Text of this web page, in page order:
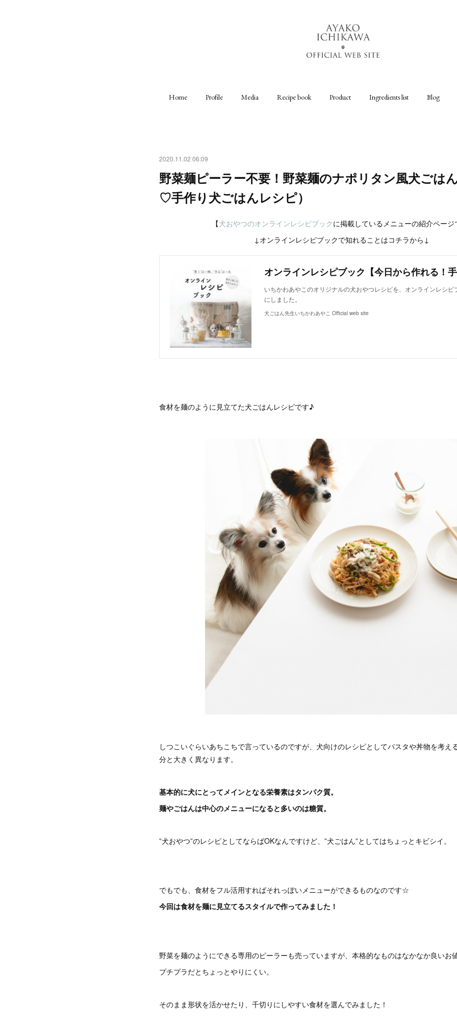
Home Profile Media Recipe book Product Ingredients list Blog
2020.11.02 06:09
野菜麺ピーラー不要！野菜麺のナポリタン風犬ごは
♡手作り犬ごはんレシピ）
【犬おやつのオンラインレシピブックに掲載しているメニューの紹介ページ
↓オンラインレシピブックで知れることはコチラから↓
いちかわあやこのオリジナルの犬おやつレシピを、オンラインレシピ
にしました。
犬ごはん先生いちかわあやこ Official web site
食材を麺のように見立てた犬ごはんレシピです♪
しつこいぐらいあちこちで言っているのですが、犬向けのレシピとしてパスタや丼物を考え
分と大きく異なります。
基本的に犬にとってメインとなる栄養素はタンパク質。
麺やごはんは中心のメニューになると多いのは糖質。
”犬おやつ”のレシピとしてならばOKなんですけど、”犬ごはん”としてはちょっとキビシイ。
でもでも、食材をフル活用すればそれっぽいメニューができるものなのです☆
今回は食材を麺に見立てるスタイルで作ってみました！
野菜を麺のようにできる専用のピーラーも売っていますが、本格的なものはなかなか良いお
プチプラだとちょっとやりにくい。
そのまま形状を活かせたり、千切りにしやすい食材を選んでみました！